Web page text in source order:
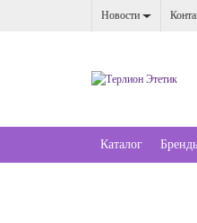
Новости
Каталог